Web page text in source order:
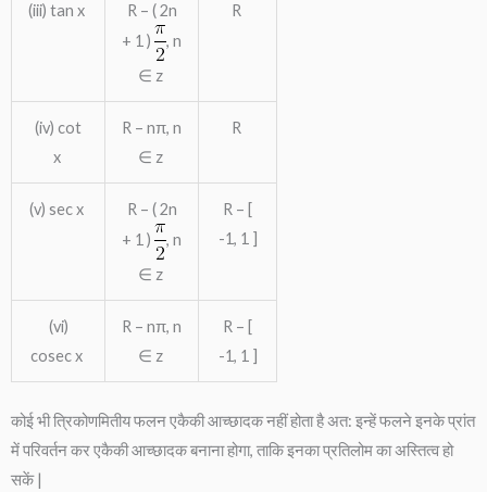
(iii) tan x
R – ( 2n
+ 1 )
, n
∈ z
R
(iv) cot
x
R – nπ, n
∈ z
R
(v) sec x
R – ( 2n
+ 1 )
, n
∈ z
R – [
-1, 1 ]
(vi)
cosec x
R – nπ, n
∈ z
R – [
-1, 1 ]
कोई भी त्रिकोणमितीय फलन एकैकी आच्छादक नहीं होता है अत: इन्हें फलने इनके प्रांत
में परिवर्तन कर एकैकी आच्छादक बनाना होगा, ताकि इनका प्रतिलोम का अस्तित्व हो
सकें |